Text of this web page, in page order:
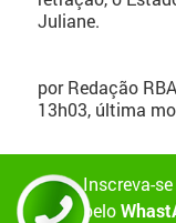
Juliane.
por Redação RBA
13h03, última
Inscreva-
pelo